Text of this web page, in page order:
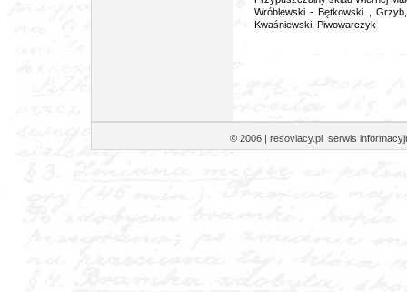
Wróblewski - Bętkowski ,
Kwaśniewski, Piwowarczyk
© 2006 | resoviacy.pl serwis